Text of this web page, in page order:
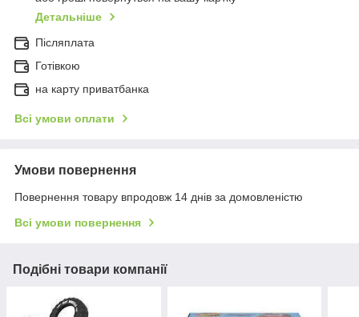
Детальніше
Післяплата
Готівкою
на карту приватбанка
Всі умови оплати
Умови повернення
Повернення товару впродовж 14 днів за домовленістю
Всі умови повернення
Подібні товари компанії